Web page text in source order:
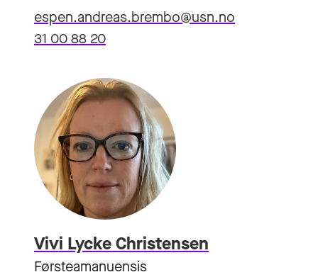
espen.andreas.brembo@usn.no
31 00 88 20
Vivi Lycke Christensen
Førsteamanuensis